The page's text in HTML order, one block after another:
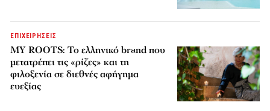
ΕΠΙΧΕΙΡΗΣΕΙΣ
MY ROOTS: Το ελληνικό brand που
μετατρέπει τις «ρίζες» και τη
φιλοξενία σε διεθνές αφήγημα
ευεξίας